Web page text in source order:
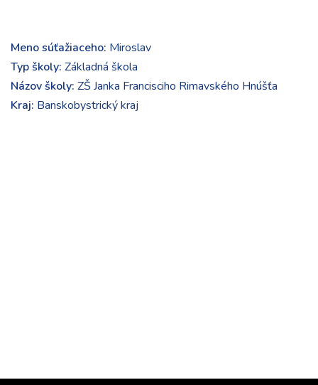
Meno súťažiaceho: Miroslav
Typ školy: Základná škola
Názov školy: ZŠ Janka Francisciho Rimavského Hnúšťa
Kraj: Banskobystrický kraj